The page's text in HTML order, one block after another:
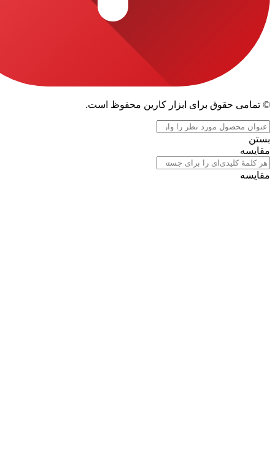
برای ابزار کارین محفوظ است.